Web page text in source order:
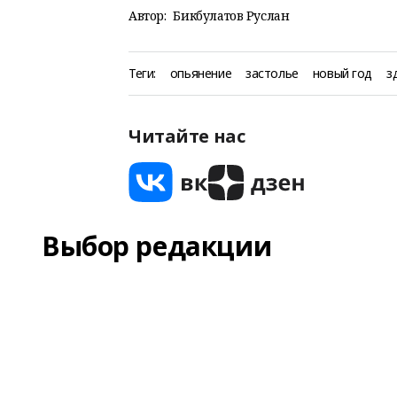
Автор: Бикбулатов Руслан
Теги: опьянение застолье новый год
Читайте нас
Выбор редакции